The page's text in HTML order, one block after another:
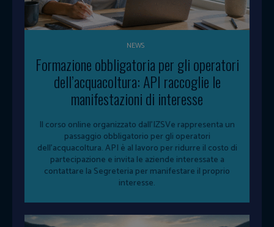
NEWS
Formazione obbligatoria per gli operatori
dell’acquacoltura: API raccoglie le
manifestazioni di interesse
Il corso online organizzato dall'IZSVe rappresenta un
passaggio obbligatorio per gli operatori
dell'acquacoltura. API è al lavoro per ridurre il costo di
partecipazione e invita le aziende interessate a
contattare la Segreteria per manifestare il proprio
interesse.